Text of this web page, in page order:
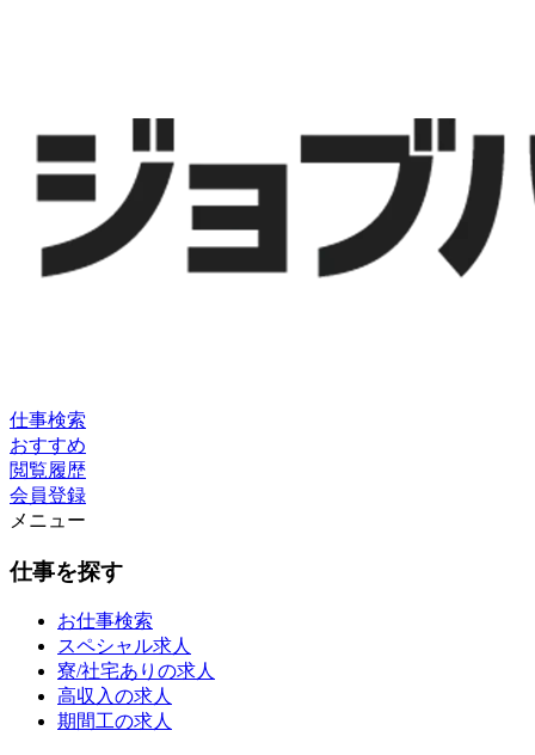
仕事検索
おすすめ
閲覧履歴
会員登録
メニュー
仕事を探す
お仕事検索
スペシャル求人
寮/社宅ありの求人
高収入の求人
期間工の求人